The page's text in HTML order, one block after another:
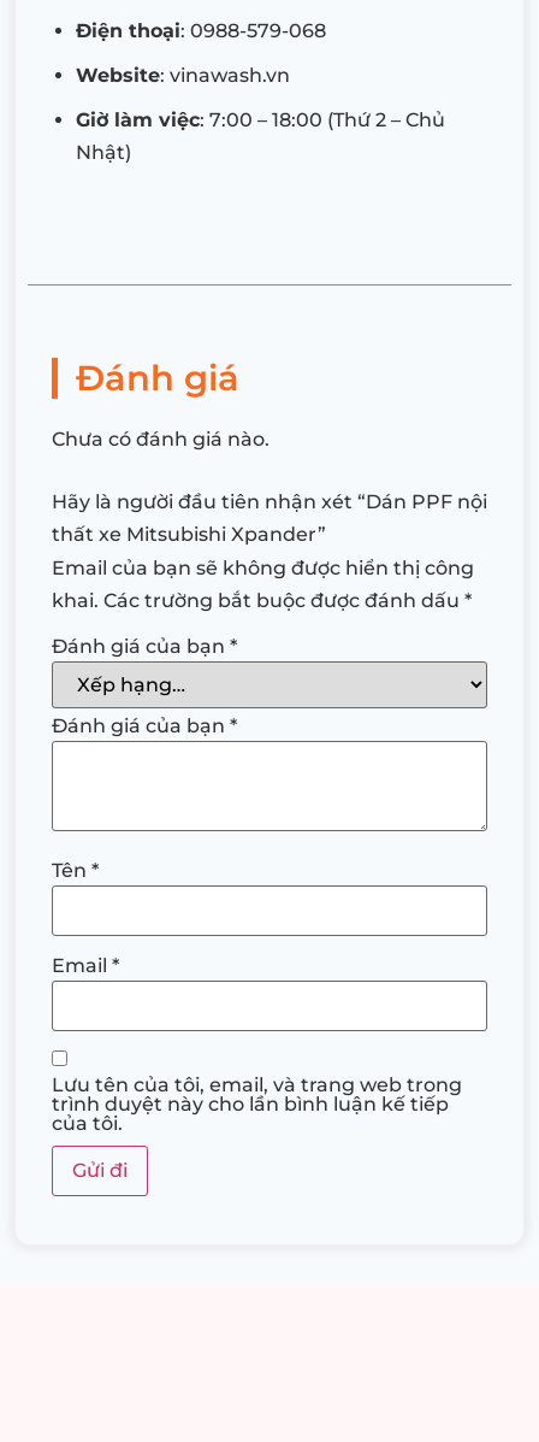
Điện thoại: 0988-579-068
Website: vinawash.vn
Giờ làm việc: 7:00 – 18:00 (Thứ 2 – Chủ
Nhật)
Đánh giá
Chưa có đánh giá nào.
Hãy là người đầu tiên nhận xét “Dán PPF nội
thất xe Mitsubishi Xpander”
Email của bạn sẽ không được hiển thị công
khai. Các trường bắt buộc được đánh dấu *
Đánh giá của bạn *
Đánh giá của bạn *
Tên *
Email *
Lưu tên của tôi, email, và trang web trong
trình duyệt này cho lần bình luận kế tiếp
của tôi.